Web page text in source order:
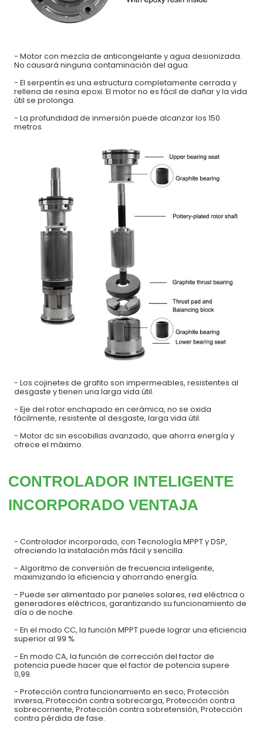
- Motor con mezcla de anticongelante y agua desionizada.
No causará ninguna contaminación del agua.
- El serpentín es una estructura completamente cerrada y
rellena de resina epoxi. El motor no es fácil de dañar y la vida
útil se prolonga.
- La profundidad de inmersión puede alcanzar los 150
metros.
- Los cojinetes de grafito son impermeables, resistentes al
desgaste y tienen una larga vida útil.
- Eje del rotor enchapado en cerámica, no se oxida
fácilmente, resistente al desgaste, larga vida útil.
- Motor dc sin escobillas avanzado, que ahorra energía y
ofrece el máximo.
CONTROLADOR INTELIGENTE
INCORPORADO VENTAJA
- Controlador incorporado, con Tecnología MPPT y DSP,
ofreciendo la instalación más fácil y sencilla.
- Algoritmo de conversión de frecuencia inteligente,
maximizando la eficiencia y ahorrando energía.
- Puede ser alimentado por paneles solares, red eléctrica o
generadores eléctricos, garantizando su funcionamiento de
día o de noche.
- En el modo CC, la función MPPT puede lograr una eficiencia
superior al 99 %.
- En modo CA, la función de corrección del factor de
potencia puede hacer que el factor de potencia supere
0,99.
- Protección contra funcionamiento en seco, Protección
inversa, Protección contra sobrecarga, Protección contra
sobrecorriente, Protección contra sobretensión, Protección
contra pérdida de fase.